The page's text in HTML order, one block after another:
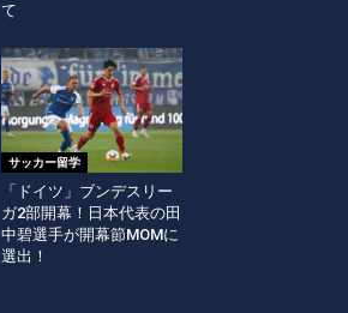
て
サッカー留学
「ドイツ」ブンデスリー
ガ2部開幕！日本代表の田
中碧選手が開幕節MOMに
選出！